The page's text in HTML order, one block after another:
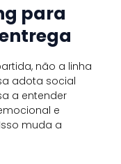
para
não a linha
adota social
a entender
e
muda a